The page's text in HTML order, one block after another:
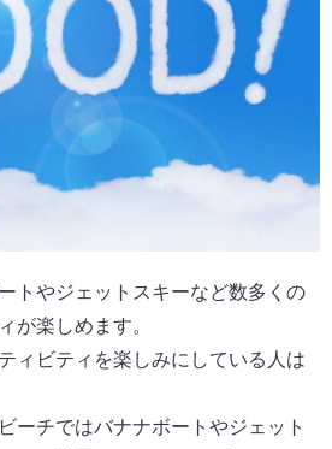
トやジェットスキーなど数多くの
が楽しめます。
ィビティを楽しみにしている人は
ーチではバナナボートやジェット